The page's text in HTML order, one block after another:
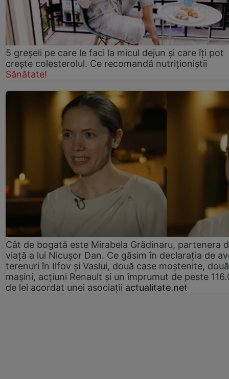
5 greșeli pe care le faci la micul dejun și care îți pot
crește colesterolul. Ce recomandă nutriționiștii
Sănătate!
Cât de bogată este Mirabela Grădinaru, partenera
viață a lui Nicușor Dan. Ce găsim în declarația de
terenuri în Ilfov și Vaslui, două case moștenite, două
mașini, acțiuni Renault și un împrumut de peste
de lei acordat unei asociații actualitate.net